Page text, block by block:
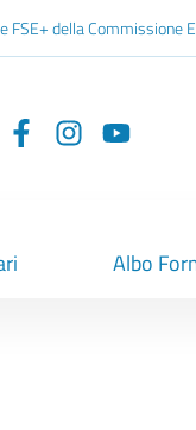
FSE+ della Commissione
Seguici
Albo